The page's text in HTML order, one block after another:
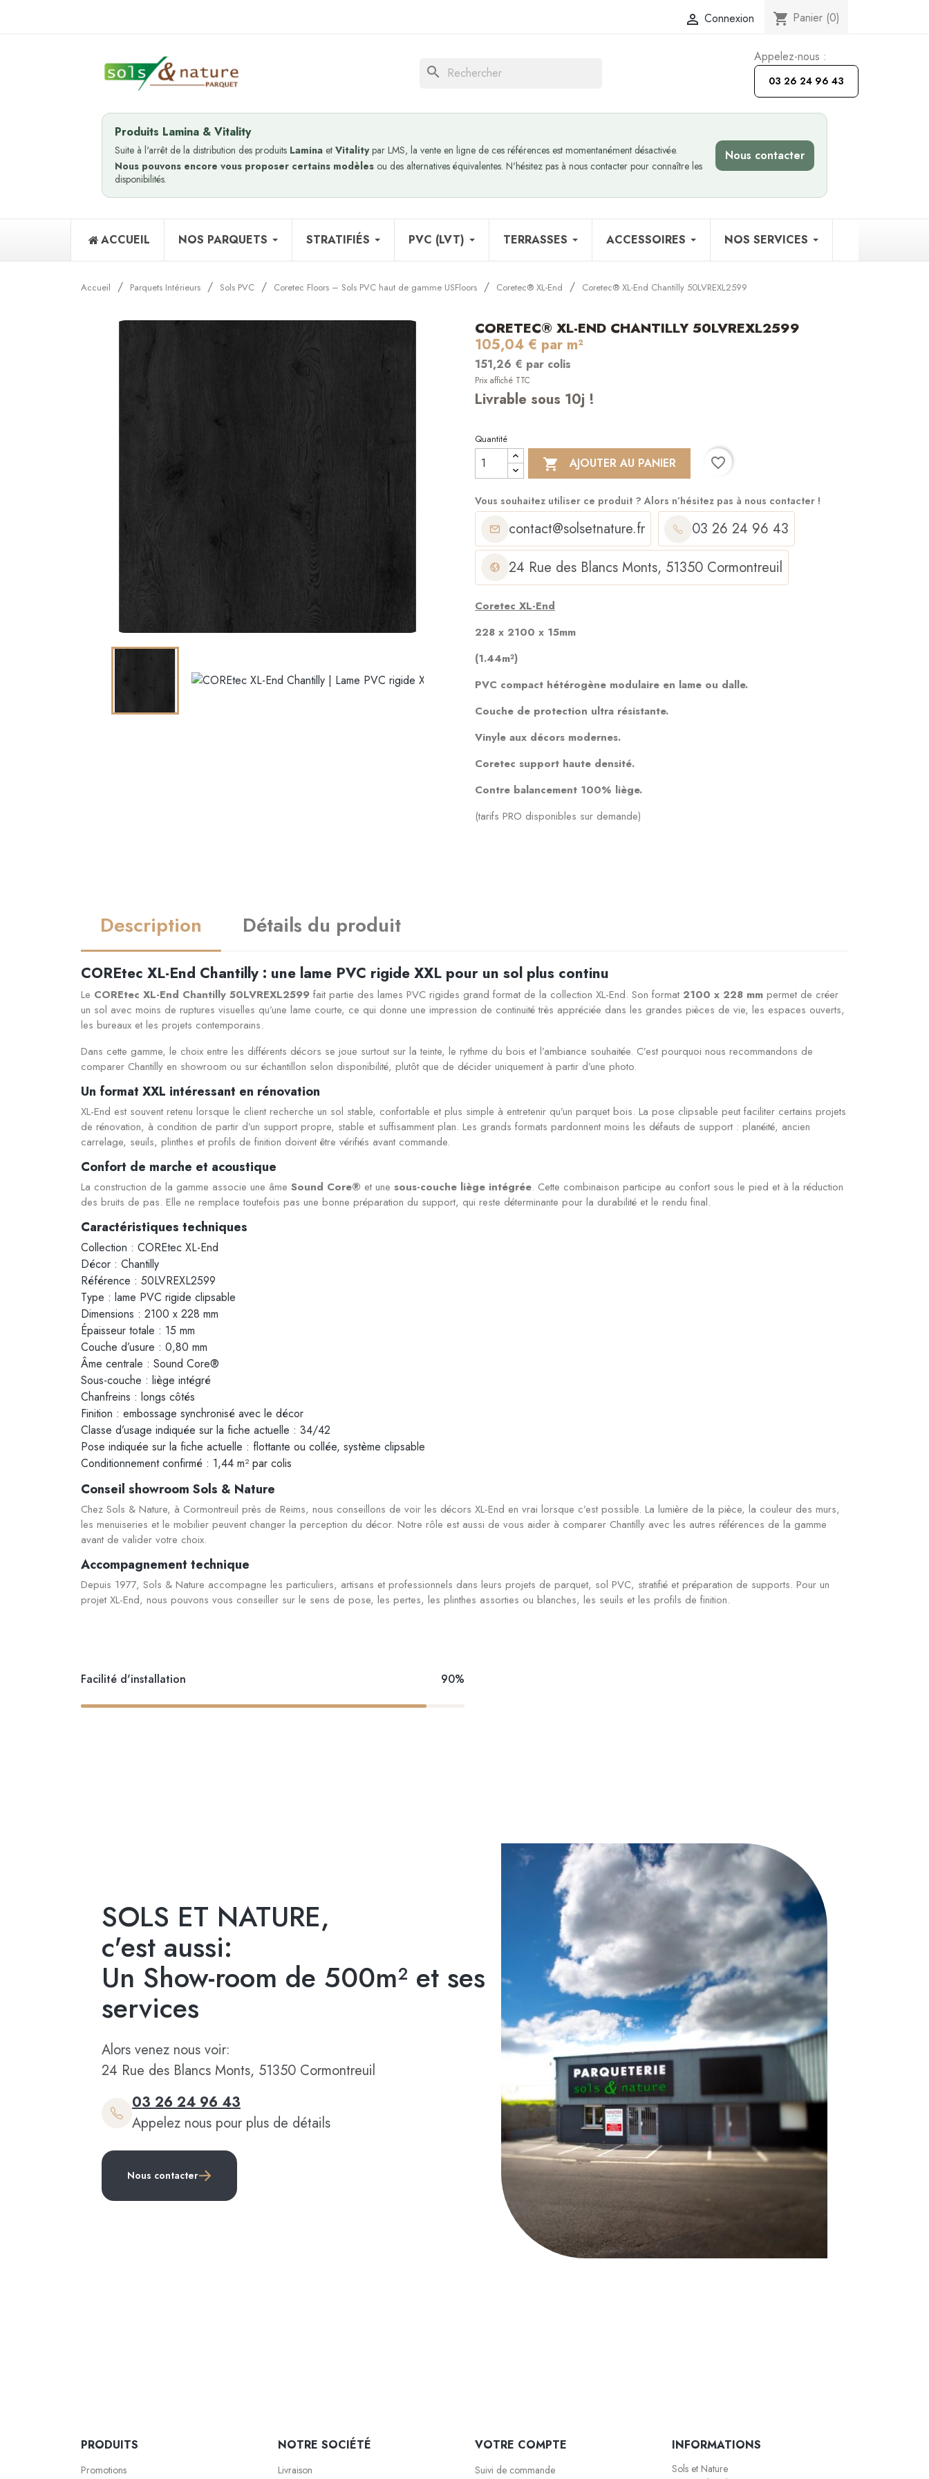
 Connexion shopping_cart Panier (0)
search
Appelez-nous :
03 26 24 96 43
Produits Lamina & Vitality
Suite à l'arrêt de la distribution des produits Lamina et Vitalitypar LMS, la vente en ligne de ces références est momentanément désactivée.
Nous pouvons encore vous proposer certains modèles ou des alternatives équivalentes. N'hésitez pas à nous contacter pour connaître les
disponibilités.
Nous contacter
ACCUEIL NOS PARQUETS STRATIFIÉS PVC (LVT) TERRASSES ACCESSOIRES NOS SERVICES
Accueil Parquets Intérieurs Sols PVC Coretec Floors – Sols PVC haut de gamme USFloors Coretec® XL-End Coretec® XL-End Chantilly 50LVREXL2599
CORETEC® XL-END CHANTILLY 50LVREXL2599
105,04 € par m²
151,26 € par colis
Prix affiché TTC
Livrable sous 10j !
Quantité
 AJOUTER AU PANIER favorite_border
Vous souhaitez utiliser ce produit ?Alors n’hésitez pas à nous contacter !
contact@solsetnature.fr
03 26 24 96 43
24 Rue des Blancs Monts, 51350 Cormontreuil
Coretec XL-End
228 x 2100 x 15mm
(1.44m²)
PVC compact hétérogène modulaire en lame ou dalle.
Couche de protection ultra résistante.
Vinyle aux décors modernes.
Coretec support haute densité.
Contre balancement 100% liège.
(tarifs PRO disponibles sur demande)
Description Détails du produit
COREtec XL-End Chantilly : une lame PVC rigide XXL pour un sol plus continu
Le COREtec XL-End Chantilly 50LVREXL2599 fait partie des lames PVC rigides grand format de la collection XL-End. Son format 2100 x 228 mm permet de créer
un sol avec moins de ruptures visuelles qu’une lame courte, ce qui donne une impression de continuité très appréciée dans les grandes pièces de vie, les espaces ouverts,
les bureaux et les projets contemporains.
Dans cette gamme, le choix entre les différents décors se joue surtout sur la teinte, le rythme du bois et l’ambiance souhaitée. C’est pourquoi nous recommandons de
comparer Chantilly en showroom ou sur échantillon selon disponibilité, plutôt que de décider uniquement à partir d’une photo.
Un format XXL intéressant en rénovation
XL-End est souvent retenu lorsque le client recherche un sol stable, confortable et plus simple à entretenir qu’un parquet bois. La pose clipsable peut faciliter certains projets
de rénovation, à condition de partir d’un support propre, stable et suffisamment plan. Les grands formats pardonnent moins les défauts de support : planéité, ancien
carrelage, seuils, plinthes et profils de finition doivent être vérifiés avant commande.
Confort de marche et acoustique
La construction de la gamme associe une âme Sound Core® et une sous-couche liège intégrée. Cette combinaison participe au confort sous le pied et à la réduction
des bruits de pas. Elle ne remplace toutefois pas une bonne préparation du support, qui reste déterminante pour la durabilité et le rendu final.
Caractéristiques techniques
Collection : COREtec XL-End
Décor : Chantilly
Référence : 50LVREXL2599
Type : lame PVC rigide clipsable
Dimensions : 2100 x 228 mm
Épaisseur totale : 15 mm
Couche d’usure : 0,80 mm
Âme centrale : Sound Core®
Sous-couche : liège intégré
Chanfreins : longs côtés
Finition : embossage synchronisé avec le décor
Classe d’usage indiquée sur la fiche actuelle : 34/42
Pose indiquée sur la fiche actuelle : flottante ou collée, système clipsable
Conditionnement confirmé : 1,44 m² par colis
Conseil showroom Sols & Nature
Chez Sols & Nature, à Cormontreuil près de Reims, nous conseillons de voir les décors XL-End en vrai lorsque c’est possible. La lumière de la pièce, la couleur des murs,
les menuiseries et le mobilier peuvent changer la perception du décor. Notre rôle est aussi de vous aider à comparer Chantilly avec les autres références de la gamme
avant de valider votre choix.
Accompagnement technique
Depuis 1977, Sols & Nature accompagne les particuliers, artisans et professionnels dans leurs projets de parquet, sol PVC, stratifié et préparation de supports. Pour un
projet XL-End, nous pouvons vous conseiller sur le sens de pose, les pertes, les plinthes assorties ou blanches, les seuils et les profils de finition.
Facilité d'installation 90%
SOLS ET NATURE,
c'est aussi:
Un Show-room de 500m² et ses
services
Alors venez nous voir:
24 Rue des Blancs Monts, 51350 Cormontreuil
03 26 24 96 43
Appelez nous pour plus de détails
Nous contacter
PRODUITS
Promotions
NOTRE SOCIÉTÉ
Livraison
VOTRE COMPTE
Suivi de commande
INFORMATIONS
Sols et Nature